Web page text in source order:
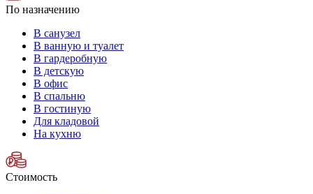
По назначению
В санузел
В ванную и туалет
В гардеробную
В детскую
В офис
В спальню
В гостиную
Для кладовой
На кухню
Стоимость